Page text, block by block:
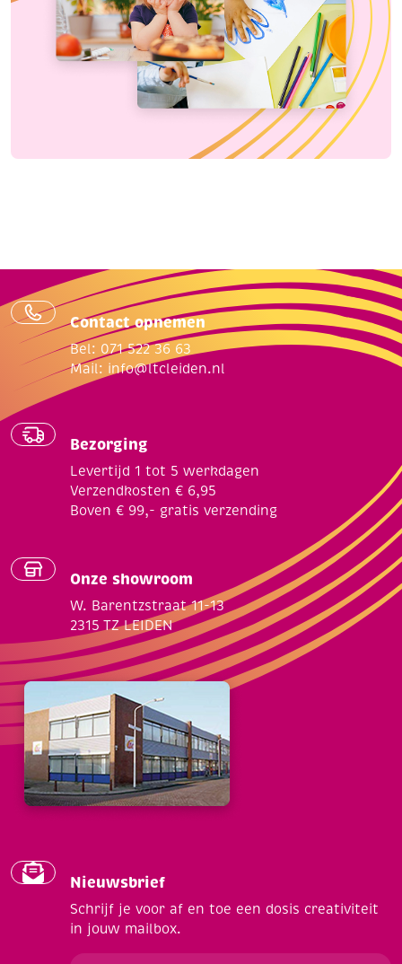
Contact opnemen
Bel: 071 522 36 63
Mail: info@ltcleiden.nl
Bezorging
Levertijd 1 tot 5 werkdagen
Verzendkosten € 6,95
Boven € 99,- gratis verzending
Onze showroom
W. Barentzstraat 11-13
2315 TZ LEIDEN
Nieuwsbrief
Schrijf je voor af en toe een dosis creativiteit
in jouw mailbox.